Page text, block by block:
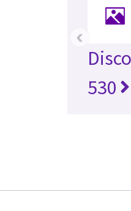
530
‹